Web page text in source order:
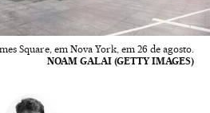
Square, em Nova York, em 26 de agosto.
NOAM GALAI (GETTY IMAGES)